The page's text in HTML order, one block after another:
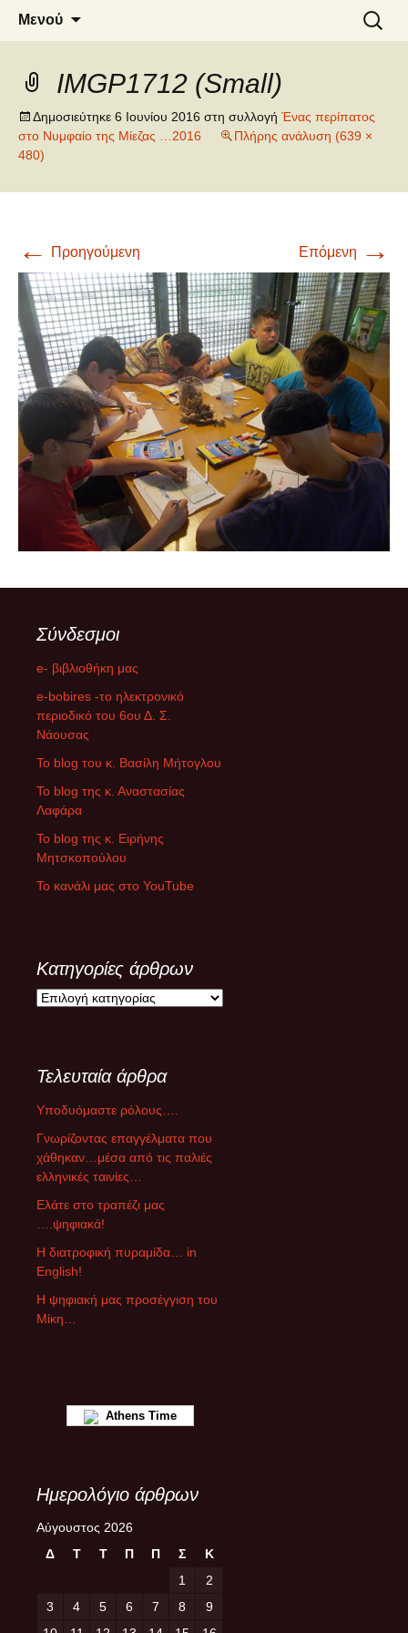
6o ΔΗΜΟΤΙΚΟ ΣΧΟΛΕΙΟ
ΝΑΟΥΣΑΣ
Μενού
για:
IMGP1712 (Small)
Δημοσιεύτηκε 6 Ιουνίου 2016 στη συλλογή Ένας περίπατος
στο Νυμφαίο της Μίεζας …2016
Πλήρης ανάλυση (639 ×
480)
← Προηγούμενη Επόμενη →
Σύνδεσμοι
e- βιβλιοθήκη μας
e-bobires -το ηλεκτρονικό
περιοδικό του 6ου Δ. Σ.
Νάουσας
To blog του κ. Βασίλη Μήτογλου
Το blog της κ. Αναστασίας
Λαφάρα
Το blog της κ. Ειρήνης
Μητσκοπούλου
Το κανάλι μας στο YouTube
Κατηγορίες άρθρων
Κ
γ
ρ
ί
ρ
θ
ρ
ω
Τελευταία άρθρα
Υποδυόμαστε ρόλους….
Γνωρίζοντας επαγγέλματα που
χάθηκαν…μέσα από τις παλιές
ελληνικές ταινίες…
Ελάτε στο τραπέζι μας
….ψηφιακά!
Η διατροφική πυραμίδα… in
English!
Η ψηφιακή μας προσέγγιση του
Μίκη…
Athens Time
Ημερολόγιο άρθρων
Αύγουστος 2026
Δ
Τ Τ Π Π Σ
Κ
1
2
3
4 5 6 7 8
9